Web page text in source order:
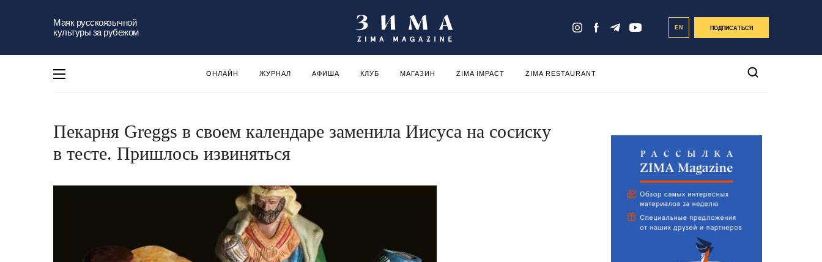
Маяк русскоязычной
культуры за рубежом
EN ПОДПИСАТЬСЯ
ОНЛАЙН ЖУРНАЛ АФИША КЛУБ МАГАЗИН ZIMA IMPACT ZIMA RESTAURANT
Пекарня Greggs в своем календаре заменила Иисуса на сосиску
в тесте. Пришлось извиняться